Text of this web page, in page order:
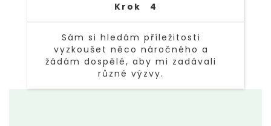
Krok 4
Sám si hledám příležitosti
vyzkoušet něco náročného a
žádám dospělé, aby mi zadávali
různé výzvy.